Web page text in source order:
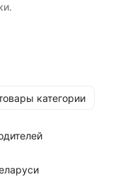
категории